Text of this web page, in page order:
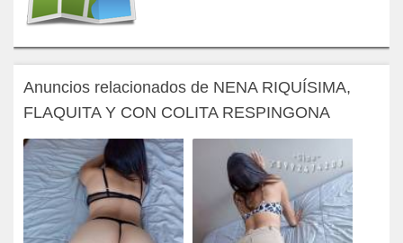
Anuncios relacionados de NENA RIQUÍSIMA,
FLAQUITA Y CON COLITA RESPINGONA